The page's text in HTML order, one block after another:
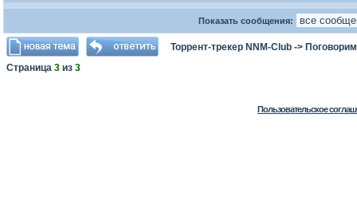
Показать сообщения:
Торрент-трекер NNM-Club -> Поговорим
Страница 3 из 3
Пользовательское